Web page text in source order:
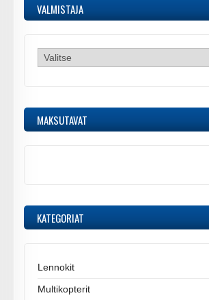
VALMISTAJA
MAKSUTAVAT
KATEGORIAT
Lennokit
Multikopterit